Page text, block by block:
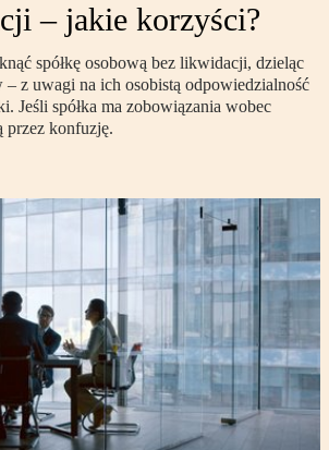
– jakie korzyści?
spółkę osobową bez likwidacji, dzieląc
– z uwagi na ich osobistą odpowiedzialność
Jeśli spółka ma zobowiązania wobec
przez konfuzję.